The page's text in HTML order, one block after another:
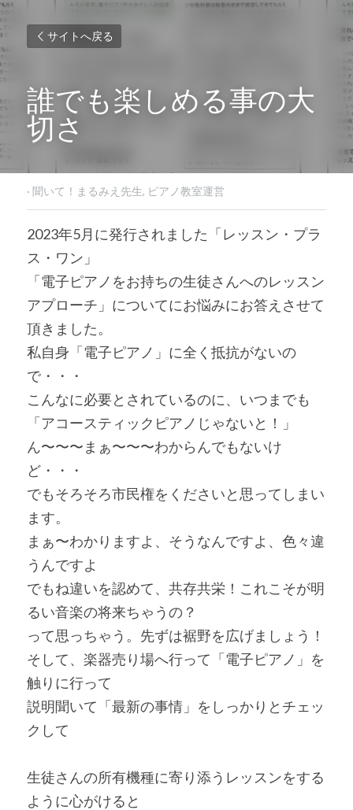
サイトへ戻る
誰でも楽しめる事の大
切さ
· 聞いて！まるみえ先生, ピアノ教室運営
2023年5月に発行されました「レッスン・プラ
ス・ワン」
「電子ピアノをお持ちの生徒さんへのレッスン
アプローチ」についてにお悩みにお答えさせて
頂きました。
私自身「電子ピアノ」に全く抵抗がないの
で・・・
こんなに必要とされているのに、いつまでも
「アコースティックピアノじゃないと！」
ん〜〜〜まぁ〜〜〜わからんでもないけ
ど・・・
でもそろそろ市民権をくださいと思ってしまい
ます。
まぁ〜わかりますよ、そうなんですよ、色々違
うんですよ
でもね違いを認めて、共存共栄！これこそが明
るい音楽の将来ちゃうの？
って思っちゃう。先ずは裾野を広げましょう！
そして、楽器売り場へ行って「電子ピアノ」を
触りに行って
説明聞いて「最新の事情」をしっかりとチェッ
クして
生徒さんの所有機種に寄り添うレッスンをする
ように心がけると